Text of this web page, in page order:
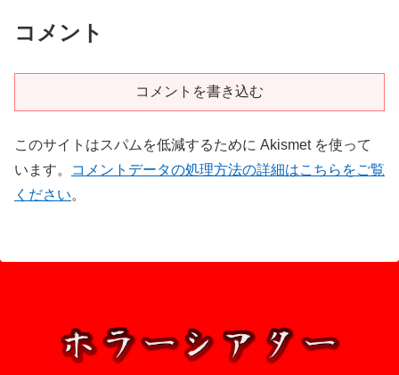
コメント
コメントを書き込む
このサイトはスパムを低減するために Akismet を使って
います。
コメントデータの処理方法の詳細はこちらをご覧
ください。